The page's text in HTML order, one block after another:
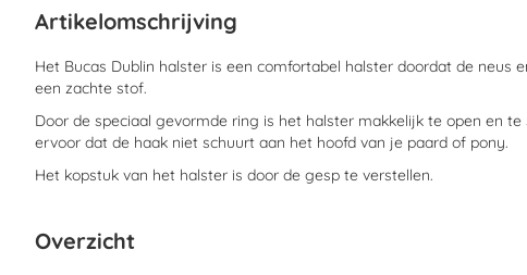
van
afbeeldingen-
gallerij
Artikelomschrijving
Het Bucas Dublin halster is een comfortabel halster doordat de neus
een zachte stof.
Door de speciaal gevormde ring is het halster makkelijk te open en te
ervoor dat de haak niet schuurt aan het hoofd van je paard of pony.
Het kopstuk van het halster is door de gesp te verstellen.
Overzicht